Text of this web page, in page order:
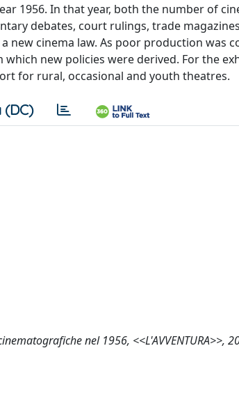
1956. In that year, both the number of
debates, court rulings, trade
new cinema law. As poor production was
new policies were derived. For the
for rural, occasional and youth theatres.
(DC)
nel 1956, <<L'AVVENTURA>>,